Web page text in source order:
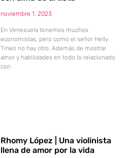
noviembre 1, 2023
En Venezuela tenemos muchos
economistas, pero como el señor Helly
Tineo no hay otro. Además de mostrar
amor y habilidades en todo lo relacionado
con
Rhomy López | Una violinista
llena de amor por la vida